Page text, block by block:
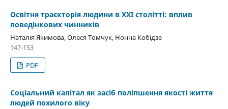
Освітня траєкторія людини в ХХІ столітті: вплив
поведінкових чинників
Наталія Якимова, Олеся Томчук, Нонна Кобідзе
147-153
PDF
Соціальний капітал як засіб поліпшення якості життя
людей похилого віку